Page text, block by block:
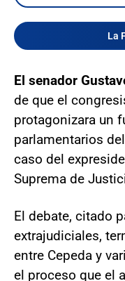
La
El senador
de que el
protagonizara un
parlamentarios del
caso del
Suprema de
El debate, citado
extrajudiciales,
entre Cepeda y
el proceso que el